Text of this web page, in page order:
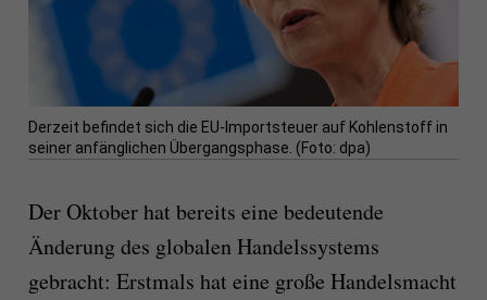
Derzeit befindet sich die EU-Importsteuer auf Kohlenstoff in
seiner anfänglichen Übergangsphase. (Foto: dpa)
Der Oktober hat bereits eine bedeutende
Änderung des globalen Handelssystems
gebracht: Erstmals hat eine große Handelsmacht